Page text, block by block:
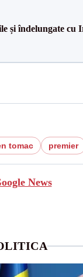
și îndelungate
tomac premier
News